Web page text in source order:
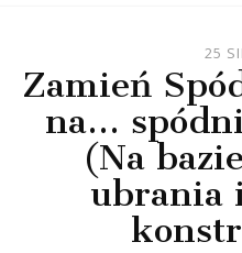
25
Zamień
na…
(Na
ubrania